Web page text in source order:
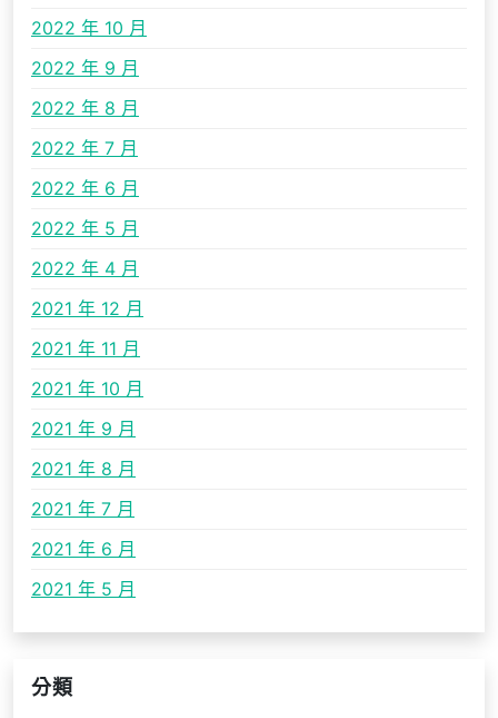
2022 年 10 月
2022 年 9 月
2022 年 8 月
2022 年 7 月
2022 年 6 月
2022 年 5 月
2022 年 4 月
2021 年 12 月
2021 年 11 月
2021 年 10 月
2021 年 9 月
2021 年 8 月
2021 年 7 月
2021 年 6 月
2021 年 5 月
分類